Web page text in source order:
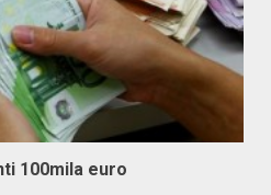
100mila euro